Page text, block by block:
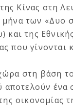
Κίνας στη
των «Δυο
της
που γίνονται
στη βάση
ένα
οικονομίας